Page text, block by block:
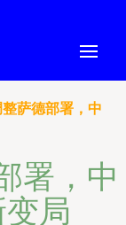
萨德部署，中
署，中
局